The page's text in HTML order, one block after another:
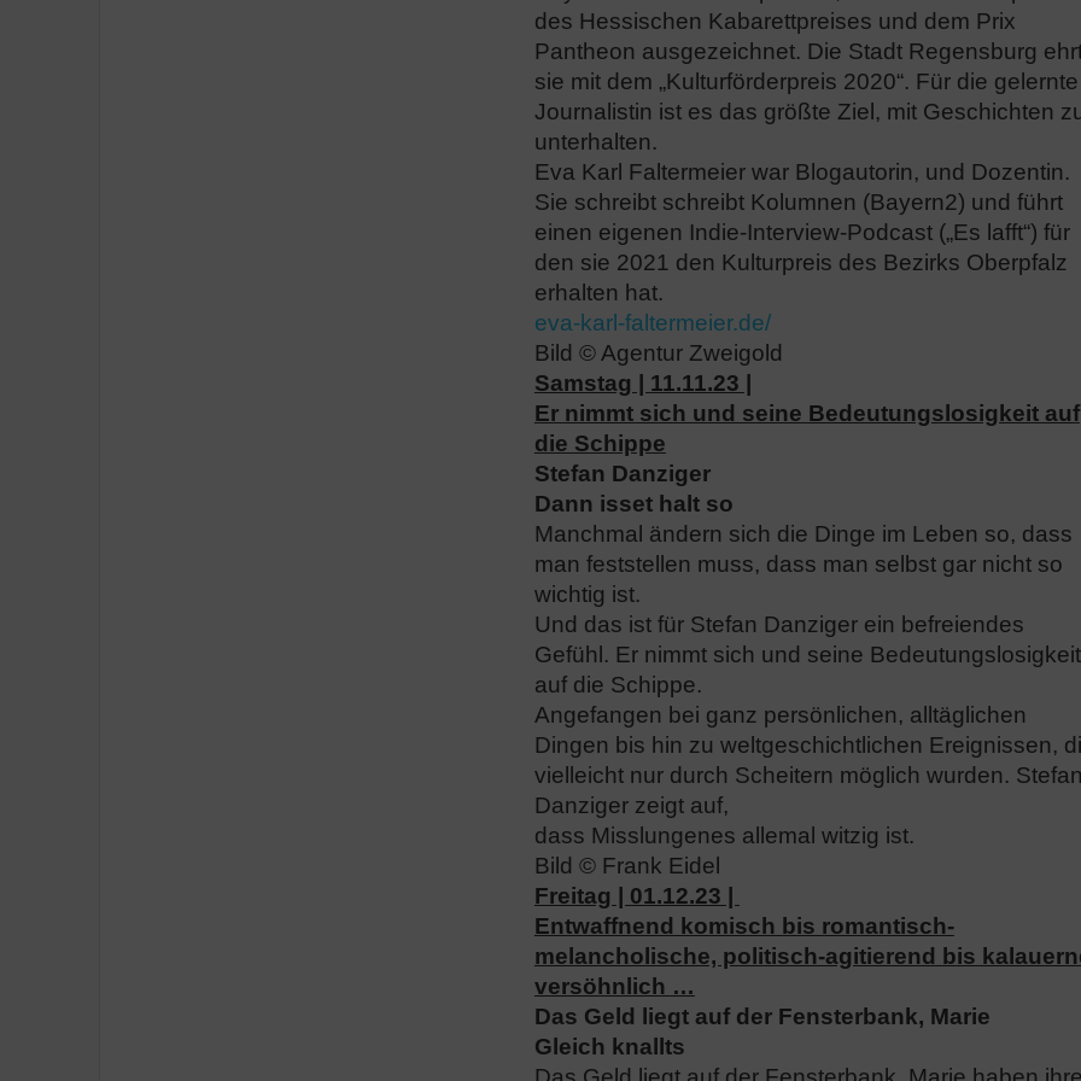
des Hessischen Kabarettpreises und dem Prix
Pantheon ausgezeichnet. Die Stadt Regensburg
sie mit dem „Kulturförderpreis 2020“. Für die gelernte
Journalistin ist es das größte Ziel, mit Geschichten
unterhalten.
Eva Karl Faltermeier war Blogautorin, und Dozentin.
Sie schreibt schreibt Kolumnen (Bayern2) und führt
einen eigenen Indie-Interview-Podcast („Es lafft“) für
den sie 2021 den Kulturpreis des Bezirks Oberpfalz
erhalten hat.
eva-karl-faltermeier.de/
Bild © Agentur Zweigold
Samstag | 11.11.23 |
Er nimmt sich und seine Bedeutungslosigkeit auf
die Schippe
Stefan Danziger
Dann isset halt so
Manchmal ändern sich die Dinge im Leben so, dass
man feststellen muss, dass man selbst gar nicht so
wichtig ist.
Und das ist für Stefan Danziger ein befreiendes
Gefühl. Er nimmt sich und seine Bedeutungslosigkeit
auf die Schippe.
Angefangen bei ganz persönlichen, alltäglichen
Dingen bis hin zu weltgeschichtlichen Ereignissen,
vielleicht nur durch Scheitern möglich wurden.
Danziger zeigt auf,
dass Misslungenes allemal witzig ist.
Bild © Frank Eidel
Freitag | 01.12.23 |
Entwaffnend komisch bis romantisch-
melancholische, politisch-agitierend bis
versöhnlich …
Das Geld liegt auf der Fensterbank, Marie
Gleich knallts